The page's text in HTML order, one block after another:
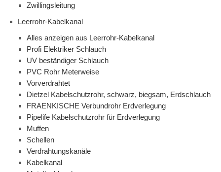
Zwillingsleitung
Leerrohr-Kabelkanal
Alles anzeigen aus Leerrohr-Kabelkanal
Profi Elektriker Schlauch
UV beständiger Schlauch
PVC Rohr Meterweise
Vorverdrahtet
Dietzel Kabelschutzrohr, schwarz, biegsam, Erdschlauch
FRAENKISCHE Verbundrohr Erdverlegung
Pipelife Kabelschutzrohr für Erdverlegung
Muffen
Schellen
Verdrahtungskanäle
Kabelkanal